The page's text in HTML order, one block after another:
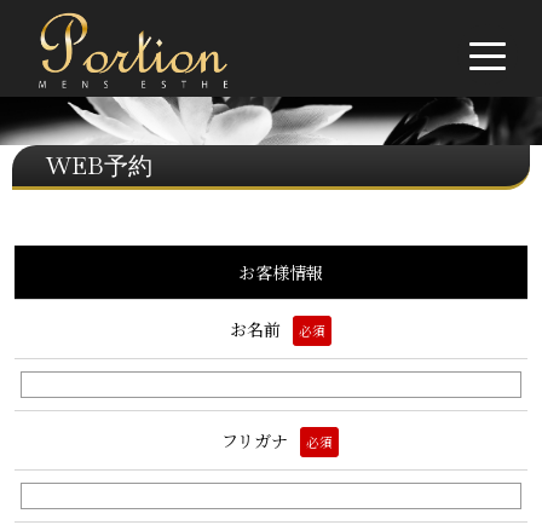
WEB予約
お客様情報
お名前 必須
フリガナ 必須